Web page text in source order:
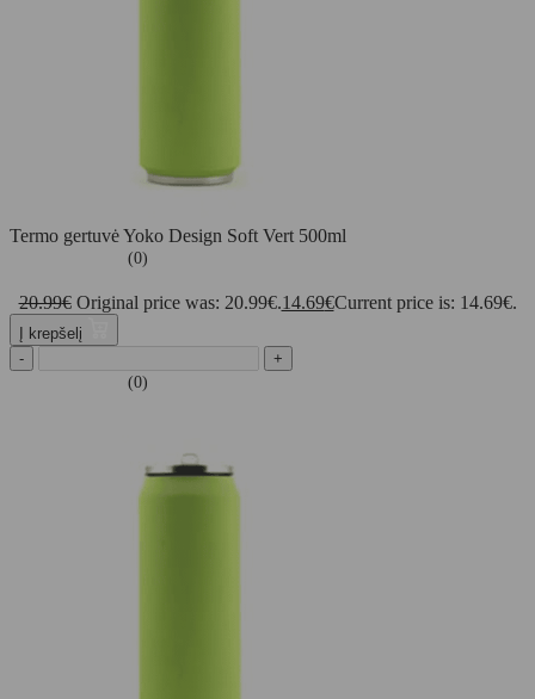
Termo gertuvė Yoko Design Soft Vert 500ml
(0)
20.99€ Original price was: 20.99€.14.69€Current price is: 14.69€.
Į krepšelį
-
+
(0)